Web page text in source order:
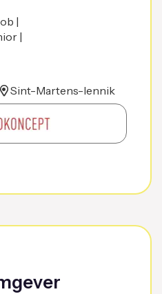
|
|
Sint-Martens-lennik